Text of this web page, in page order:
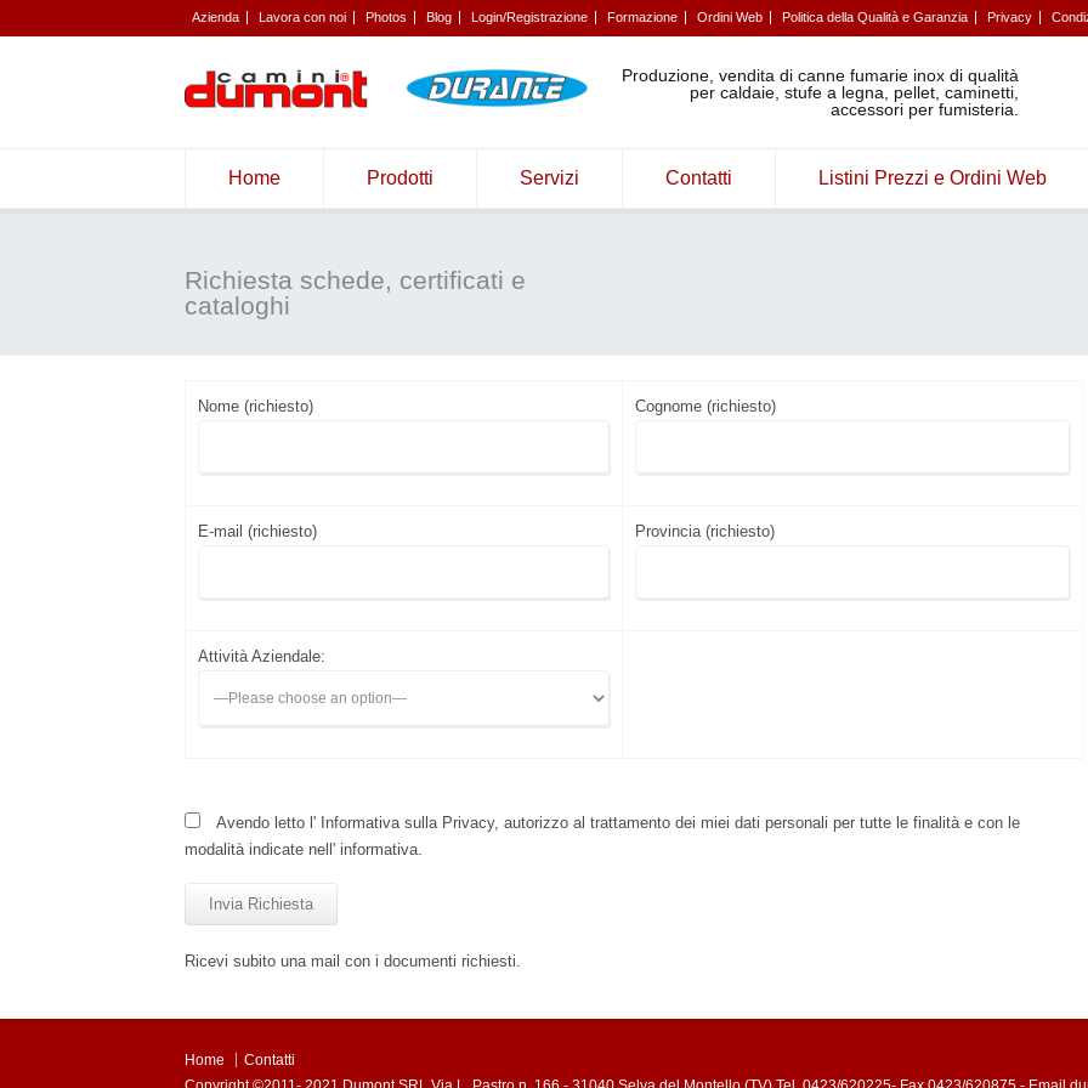
Azienda Lavora con noi Photos Blog Login/Registrazione Formazione Ordini Web Politica della Qualità e Garanzia Privacy
Produzione, vendita di canne fumarie inox di qualità
per caldaie, stufe a legna, pellet, caminetti,
accessori per fumisteria.
Home Prodotti Servizi Contatti Listini Prezzi e Ordini Web
Richiesta schede, certificati e
cataloghi
Nome (richiesto) Cognome (richiesto)
E-mail (richiesto) Provincia (richiesto)
Attività Aziendale:
Avendo letto l' Informativa sulla Privacy, autorizzo al trattamento dei miei dati personali per tutte le finalità e con le
modalità indicate nell' informativa.
Ricevi subito una mail con i documenti richiesti.
Home
Contatti